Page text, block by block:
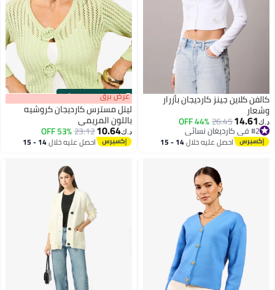
كالفن كلاين جينز كارديجان بأزرار
وشعار
د.ك‏14.61
26.45
44% OFF
#2 في كارديغان نسائي
#2 في كارديغان نسائي احصل عليه خلال 14 - 15
اغسطس
00m:00s
·
100% Left عرض برق
ليتل مسترس كارديجان كروشيه
باللون المريمي
د.ك‏10.64
23.12
53% OFF
احصل عليه خلال 14 - 15
اغسطس